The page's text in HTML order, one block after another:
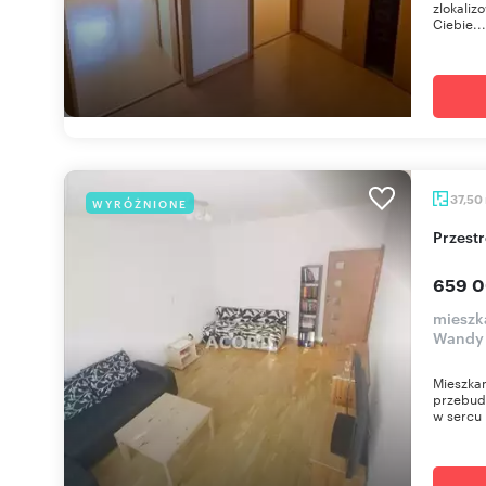
Ciebie...
WYRÓŻNIONE 37,50
659
Wandy
w sercu